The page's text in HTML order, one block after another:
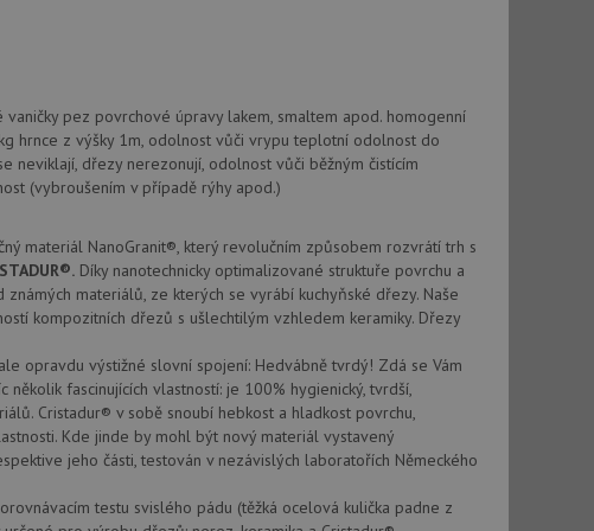
pez povrchové úpravy lakem, smaltem apod. homogenní
hrnce z výšky 1m, odolnost vůči vrypu teplotní odolnost do
neviklají, dřezy nerezonují, odolnost vůči běžným čistícím
(vybroušením v případě rýhy apod.)
materiál NanoGranit®, který revolučním způsobem rozvrátí trh s
Díky nanotechnicky optimalizované struktuře povrchu a
materiálů, ze kterých se vyrábí kuchyňské dřezy. Naše
kompozitních dřezů s ušlechtilým vzhledem keramiky. Dřezy
opravdu výstižné slovní spojení: Hedvábně tvrdý! Zdá se Vám
fascinujících vlastností: je 100% hygienický, tvrdší,
Cristadur® v sobě snoubí hebkost a hladkost povrchu,
Kde jinde by mohl být nový materiál vystavený
jeho části, testován v nezávislých laboratořích Německého
testu svislého pádu (těžká ocelová kulička padne z
cookie, ale pokud je
bude pravděpodobně
cookie.
ke sledování
Doubleclick a
uživatel používá
kterou koncový uživatel
webu.
ke sledování
Youtube vložená do
webu používá novou